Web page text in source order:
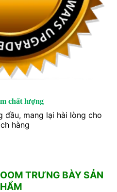
chất lượng
đầu, mang lại hài lòng cho
hàng
TRƯNG BÀY SẢN